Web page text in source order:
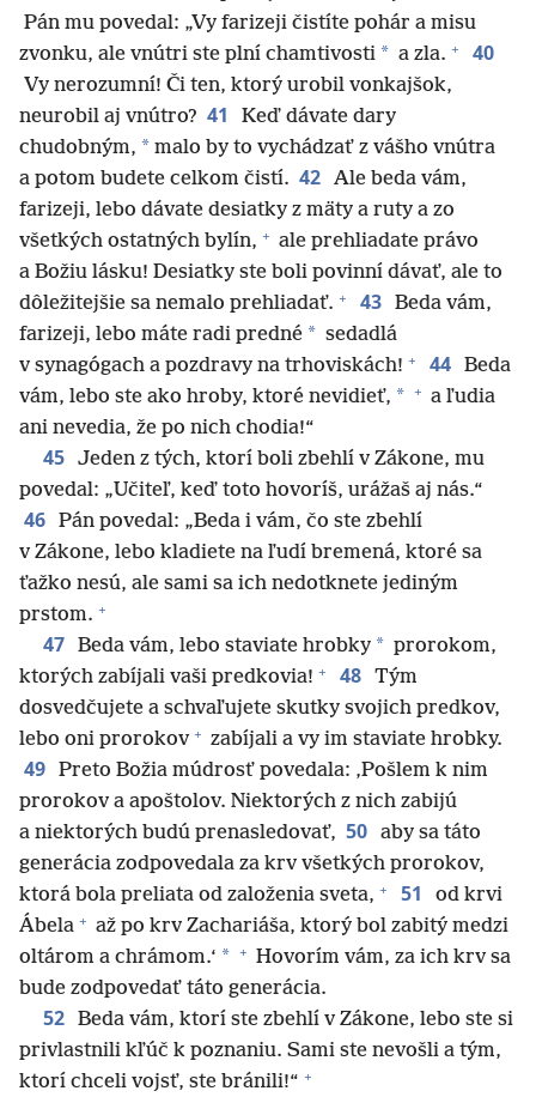
Pán mu povedal: „Vy farizeji čistíte pohár a misu
zvonku, ale vnútri ste plní chamtivosti * a zla. + 40
Vy nerozumní! Či ten, ktorý urobil vonkajšok,
neurobil aj vnútro? 41
Keď dávate dary
chudobným, * malo by to vychádzať z vášho vnútra
a potom budete celkom čistí. 42 Ale beda vám,
farizeji, lebo dávate desiatky z mäty a ruty a zo
všetkých ostatných bylín, + ale prehliadate právo
a Božiu lásku! Desiatky ste boli povinní dávať, ale to
dôležitejšie sa nemalo prehliadať. + 43 Beda vám,
farizeji, lebo máte radi predné * sedadlá
v synagógach a pozdravy na trhoviskách! + 44 Beda
vám, lebo ste ako hroby, ktoré nevidieť, * + a ľudia
ani nevedia, že po nich chodia!“
45 Jeden z tých, ktorí boli zbehlí v Zákone, mu
povedal: „Učiteľ, keď toto hovoríš, urážaš aj nás.“
46 Pán povedal: „Beda i vám, čo ste zbehlí
v Zákone, lebo kladiete na ľudí bremená, ktoré sa
ťažko nesú, ale sami sa ich nedotknete jediným
prstom. +
47 Beda vám, lebo staviate hrobky * prorokom,
ktorých zabíjali vaši predkovia! + 48 Tým
dosvedčujete a schvaľujete skutky svojich predkov,
lebo oni prorokov + zabíjali a vy im staviate hrobky.
49 Preto Božia múdrosť povedala: ‚Pošlem k nim
prorokov a apoštolov. Niektorých z nich zabijú
a niektorých budú prenasledovať, 50 aby sa táto
generácia zodpovedala za krv všetkých prorokov,
ktorá bola preliata od založenia sveta, + 51
od krvi
Ábela + až po krv Zachariáša, ktorý bol zabitý medzi
oltárom a chrámom.‘ * + Hovorím vám, za ich krv sa
bude zodpovedať táto generácia.
52 Beda vám, ktorí ste zbehlí v Zákone, lebo ste si
privlastnili kľúč k poznaniu. Sami ste nevošli a tým,
ktorí chceli vojsť, ste bránili!“ +